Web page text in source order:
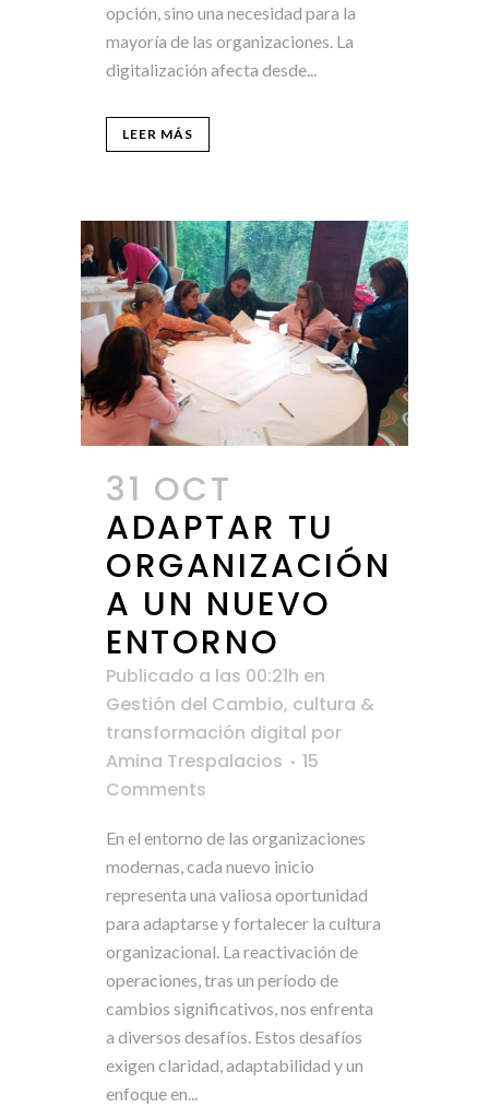
opción, sino una necesidad para la
mayoría de las organizaciones. La
digitalización afecta desde...
LEER MÁS
31 OCT
ADAPTAR TU
ORGANIZACIÓN
A UN NUEVO
ENTORNO
Publicado a las 00:21h en
Gestión del Cambio, cultura &
transformación digital por
Amina Trespalacios
15
Comments
En el entorno de las organizaciones
modernas, cada nuevo inicio
representa una valiosa oportunidad
para adaptarse y fortalecer la cultura
organizacional. La reactivación de
operaciones, tras un período de
cambios significativos, nos enfrenta
a diversos desafíos. Estos desafíos
exigen claridad, adaptabilidad y un
enfoque en...